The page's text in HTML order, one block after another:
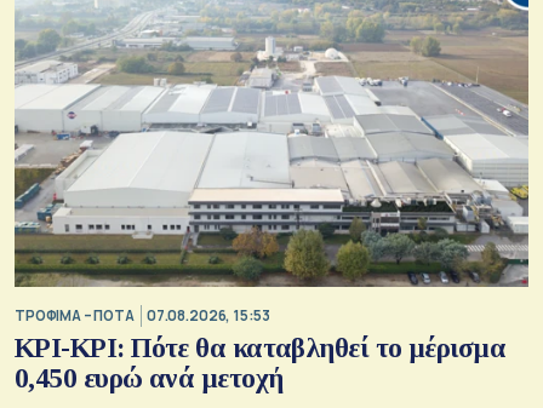
ΤΡΟΦΙΜΑ – ΠΟΤΑ 07.08.2026, 15:53
ΚΡΙ-ΚΡΙ: Πότε θα καταβληθεί το μέρισμα
0,450 ευρώ ανά μετοχή